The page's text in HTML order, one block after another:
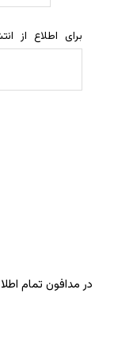
برای اطلاع از
در مدافون تمام